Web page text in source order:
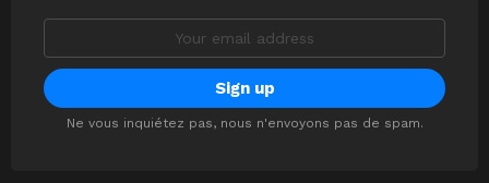
Ne vous inquiétez pas, nous n'envoyons pas de spam.